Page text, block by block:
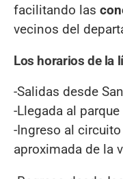
facilitando las
vecinos del
Los horarios de la
-Salidas desde
-Llegada al
-Ingreso al
aproximada de la